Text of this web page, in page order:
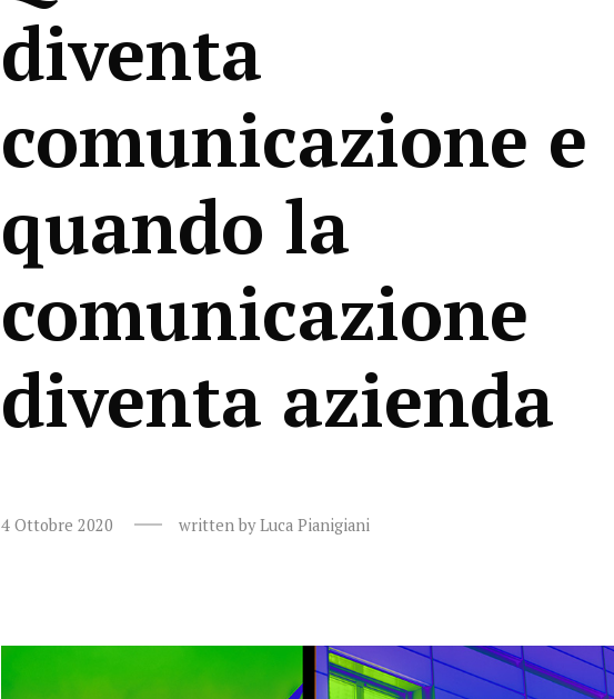
diventa
comunicazione e
quando la
comunicazione
diventa azienda
4 Ottobre 2020 written byLuca Pianigiani